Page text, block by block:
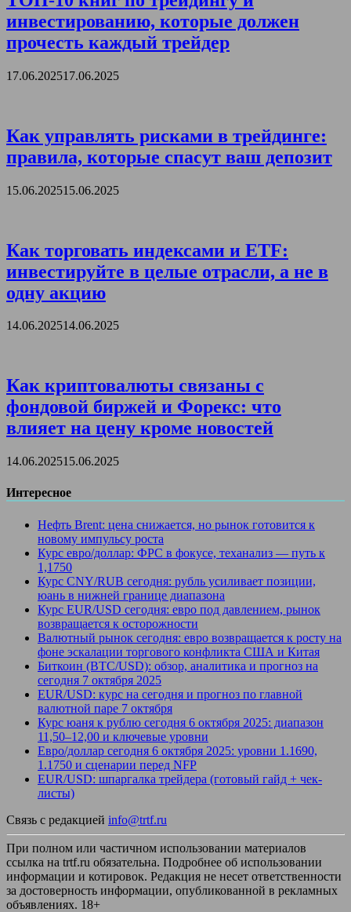
инвестированию, которые должен
прочесть каждый трейдер
17.06.202517.06.2025
Как управлять рисками в трейдинге:
правила, которые спасут ваш депозит
15.06.202515.06.2025
Как торговать индексами и ETF:
инвестируйте в целые отрасли, а не в
одну акцию
14.06.202514.06.2025
Как криптовалюты связаны с
фондовой биржей и Форекс: что
влияет на цену кроме новостей
14.06.202515.06.2025
Интересное
Нефть Brent: цена снижается, но рынок готовится к
новому импульсу роста
Курс евро/доллар: ФРС в фокусе, теханализ — путь к
1,1750
Курс CNY/RUB сегодня: рубль усиливает позиции,
юань в нижней границе диапазона
Курс EUR/USD сегодня: евро под давлением, рынок
возвращается к осторожности
Валютный рынок сегодня: евро возвращается к росту на
фоне эскалации торгового конфликта США и Китая
Биткоин (BTC/USD): обзор, аналитика и прогноз на
сегодня 7 октября 2025
EUR/USD: курс на сегодня и прогноз по главной
валютной паре 7 октября
Курс юаня к рублю сегодня 6 октября 2025: диапазон
11,50–12,00 и ключевые уровни
Евро/доллар сегодня 6 октября 2025: уровни 1.1690,
1.1750 и сценарии перед NFP
EUR/USD: шпаргалка трейдера (готовый гайд + чек-
листы)
Связь с редакцией info@trtf.ru
При полном или частичном использовании материалов
ссылка на trtf.ru обязательна. Подробнее об использовании
информации и котировок. Редакция не несет ответственности
за достоверность информации, опубликованной в рекламных
объявлениях. 18+